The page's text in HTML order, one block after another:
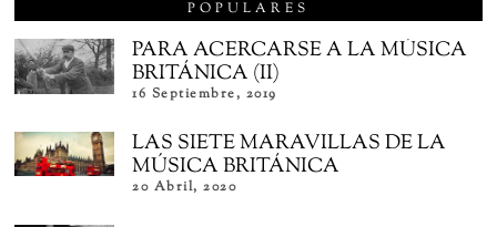
POPULARES
PARA ACERCARSE A LA MÚSICA
BRITÁNICA (II)
16 Septiembre, 2019
LAS SIETE MARAVILLAS DE LA
MÚSICA BRITÁNICA
20 Abril, 2020